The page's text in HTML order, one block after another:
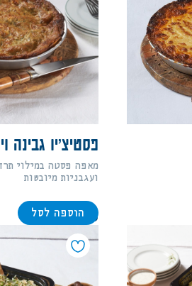
פסטיצ׳יו גבינה
מאפה פסטה במילוי
ועגבניות מיובשות
168הוספה לסל